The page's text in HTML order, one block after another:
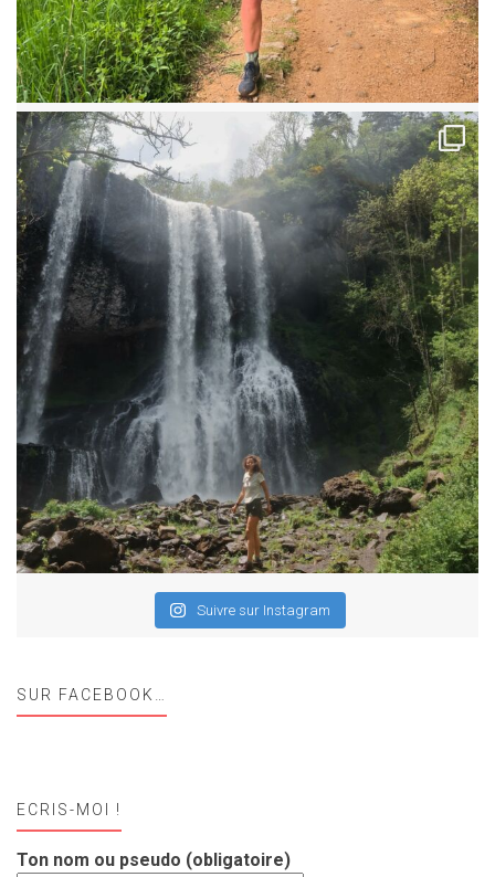
Suivre sur Instagram
SUR FACEBOOK…
ECRIS-MOI !
Ton nom ou pseudo (obligatoire)